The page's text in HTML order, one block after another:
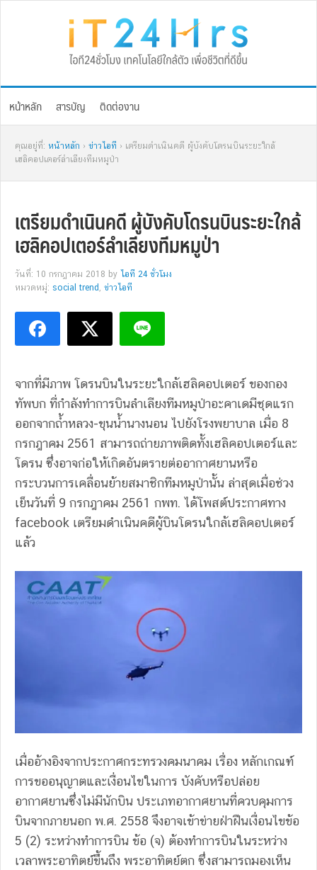
หน้าหลัก สารบัญ ติดต่องาน
คุณอยู่ที่: หน้าหลัก › ข่าวไอที › เตรียมดำเนินคดี ผู้บังคับโดรนบินระยะใกล้
เฮลิคอปเตอร์ลำเลียงทีมหมูป่า
เตรียมดำเนินคดี ผู้บังคับโดรนบินระยะใกล้
เฮลิคอปเตอร์ลำเลียงทีมหมูป่า
วันที่: 10 กรกฎาคม 2018 by ไอที 24 ชั่วโมง
หมวดหมู่: social trend , ข่าวไอที
จากที่มีภาพ โดรนบินในระยะใกล้เฮลิคอปเตอร์ ของกอง
ทัพบก ที่กําลังทําการบินลําเลียงทีมหมูป่าอะคาเดมีชุดแรก
ออกจากถ้ำหลวง-ขุนน้ํานางนอน ไปยังโรงพยาบาล เมื่อ 8
กรกฎาคม 2561 สามารถถ่ายภาพติดทั้งเฮลิคอปเตอร์และ
โดรน ซึ่งอาจก่อให้เกิดอันตรายต่ออากาศยานหรือ
กระบวนการเคลื่อนย้ายสมาชิกทีมหมูป่านั้น ล่าสุดเมื่อช่วง
เย็นวันที่ 9 กรกฎาคม 2561 กพท. ได้โพสต์ประกาศทาง
facebook เตรียมดำเนินคดีผู้บินโดรนใกล้เฮลิคอปเตอร์
แล้ว
เมื่ออ้างอิงจากประกาศกระทรวงคมนาคม เรื่อง หลักเกณฑ์
การขออนุญาตและเงื่อนไขในการ บังคับหรือปล่อย
อากาศยานซึ่งไม่มีนักบิน ประเภทอากาศยานที่ควบคุมการ
บินจากภายนอก พ.ศ. 2558 จึงอาจเข้าข่ายฝ่าฝืนเงื่อนไขข้อ
5 (2) ระหว่างทําการบิน ข้อ (จ) ต้องทําการบินในระหว่าง
เวลาพระอาทิตย์ขึ้นถึง พระอาทิตย์ตก ซึ่งสามารถมองเห็น